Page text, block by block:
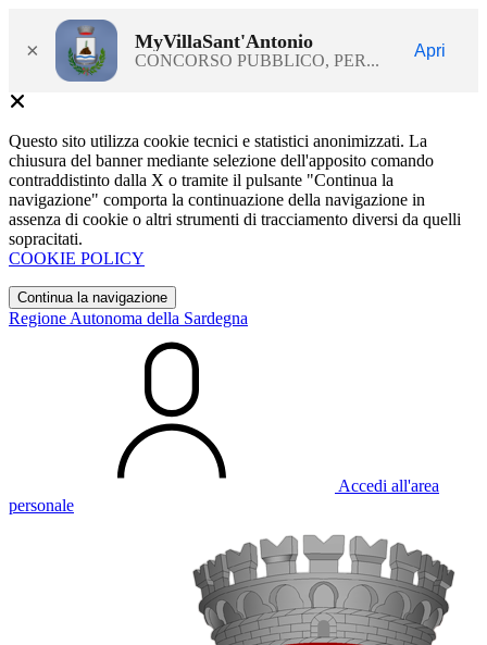
× MyVillaSant'Antonio
CONCORSO PUBBLICO, PER...
Apri
Questo sito utilizza cookie tecnici e statistici anonimizzati. La
chiusura del banner mediante selezione dell'apposito comando
contraddistinto dalla X o tramite il pulsante "Continua la
navigazione" comporta la continuazione della navigazione in
assenza di cookie o altri strumenti di tracciamento diversi da quelli
sopracitati.
COOKIE POLICY
Continua la navigazione
Regione Autonoma della Sardegna
Accedi all'area
personale